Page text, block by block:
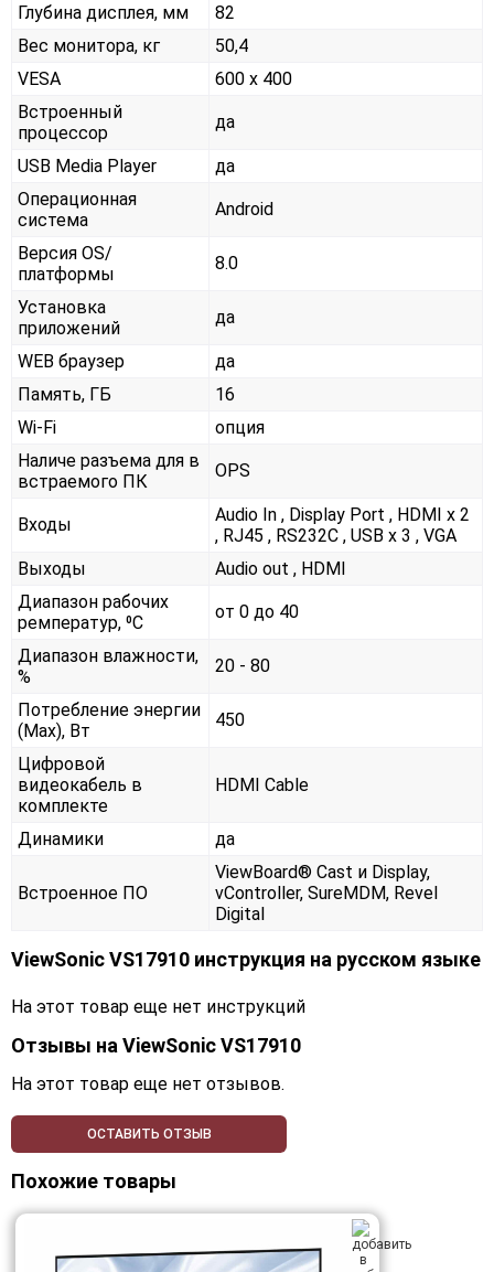
Глубина дисплея, мм
82
Вес монитора, кг
50,4
VESA
600 x 400
Встроенный
процессор
да
USB Media Player
да
Операционная
система
Android
Версия OS/
платформы
8.0
Установка
приложений
да
WEB браузер
да
Память, ГБ
16
Wi-Fi
опция
Наличе разъема для в
встраемого ПК
OPS
Входы
Audio In , Display Port , HDMI x 2
, RJ45 , RS232С , USB x 3 , VGA
Выходы
Audio out , HDMI
Диапазон рабочих
ремператур, ⁰С
от 0 до 40
Диапазон влажности,
%
20 - 80
Потребление энергии
(Max), Вт
450
Цифровой
видеокабель в
комплекте
HDMI Cable
Динамики да
Встроенное ПО
ViewBoard® Cast и Display,
vController, SureMDM, Revel
Digital
ViewSonic VS17910 инструкция на русском языке
На этот товар еще нет инструкций
Отзывы на ViewSonic VS17910
На этот товар еще нет отзывов.
ОСТАВИТЬ ОТЗЫВ
Похожие товары